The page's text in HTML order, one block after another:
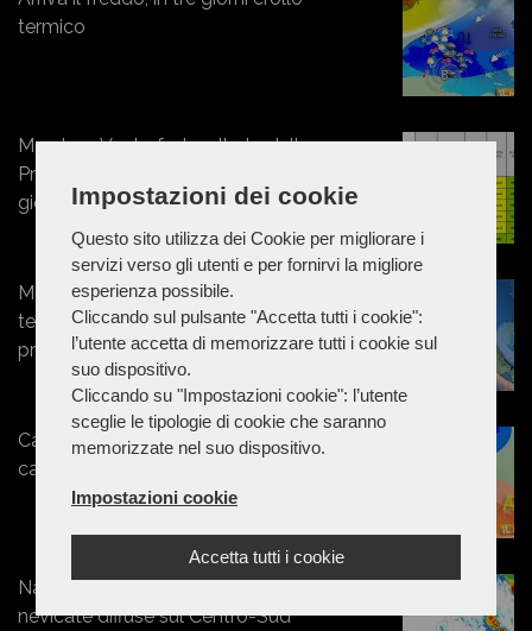
Impostazioni dei cookie
Questo sito utilizza dei Cookie per migliorare i
servizi verso gli utenti e per fornirvi la migliore
esperienza possibile.
Cliccando sul pulsante "Accetta tutti i cookie":
l’utente accetta di memorizzare tutti i cookie sul
suo dispositivo.
Cliccando su "Impostazioni cookie": l’utente
sceglie le tipologie di cookie che saranno
memorizzate nel suo dispositivo.
Impostazioni cookie
Accetta tutti i cookie
termico
Marche - Vento forte: allerta della
Protezione Civile per tutta la
giornata di giovedì
Meteo. repentino calo delle
temperature da venerdì: probabili
precipitazioni
Capodanno senza precipitazioni,
calo delle temperature per l'Epifania
Natale sotto la neve: freddo artico e
nevicate diffuse sul Centro-Sud